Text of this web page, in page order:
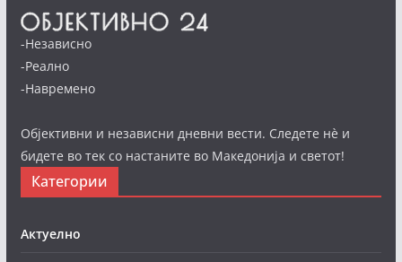
-Независно
-Реално
-Навремено
Објективни и независни дневни вести. Следете нè и
бидете во тек со настаните во Македонија и светот!
Категории
Актуелно